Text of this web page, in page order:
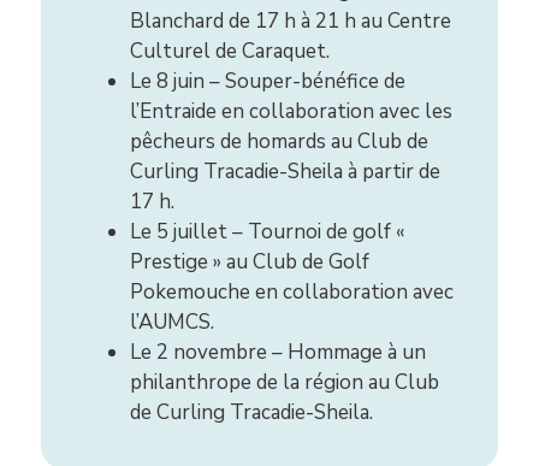
Blanchard de 17 h à 21 h au Centre
Culturel de Caraquet.
Le 8 juin – Souper-bénéfice de
l’Entraide en collaboration avec les
pêcheurs de homards au Club de
Curling Tracadie-Sheila à partir de
17 h.
Le 5 juillet – Tournoi de golf «
Prestige » au Club de Golf
Pokemouche en collaboration avec
l’AUMCS.
Le 2 novembre – Hommage à un
philanthrope de la région au Club
de Curling Tracadie-Sheila.